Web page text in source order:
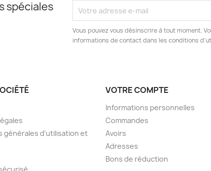
spéciales
Vous pouvez vous désinscrire à tout moment.
informations de contact dans les conditions
générales d'utilisation et
VOTRE COMPTE
Informations personnelles
Commandes
Avoirs
Adresses
Bons de réduction